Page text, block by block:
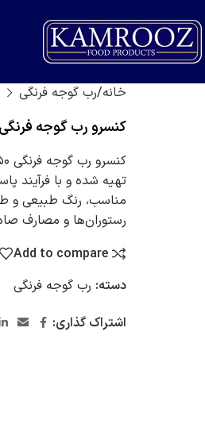
خانه رب گوجه فرنگی
کنسرو رب گوجه فرنگی
تهیه شده و با فرآیند
مناسب، رنگ طبیعی و
رستوران‌ها و مصارف
Add to compare
دسته: رب گوجه فرنگی
اشتراک گذاری: